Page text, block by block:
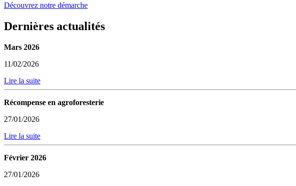
Découvrez notre démarche
Dernières actualités
Mars 2026
11/02/2026
Lire la suite
Récompense en agroforesterie
27/01/2026
Lire la suite
Février 2026
27/01/2026